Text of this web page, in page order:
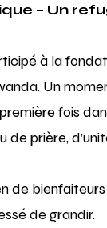
– Un
à la
Un
fois
de prière,
de
de grandir.